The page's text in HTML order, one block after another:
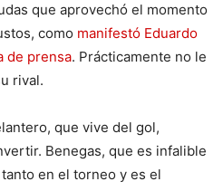
que aprovechó el momento
como manifestó Eduardo
de prensa. Prácticamente no le
rival.
que vive del gol,
Benegas, que es infalible
en el torneo y es el